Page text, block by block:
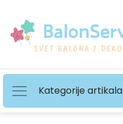
Kategorije artikala